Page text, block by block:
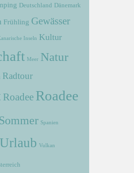
Deutschland Dänemark
Frühling Gewässer
Inseln Kultur
Meer Natur
Radtour
Roadee Roadee
Spanien
Urlaub Vulkan